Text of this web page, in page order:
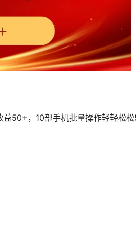
50+，10部手机批量操作轻轻松